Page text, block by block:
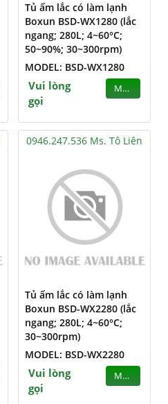
Tủ ấm lắc có làm lạnh
Boxun BSD-WX1280 (lắc
ngang; 280L; 4~60°C;
50~90%; 30~300rpm)
MODEL: BSD-WX1280
Vui lòng
gọi
MUA
0946.247.536 Ms. Tô Liên
Tủ ấm lắc có làm lạnh
Boxun BSD-WX2280 (lắc
ngang; 280L; 4~60°C;
30~300rpm)
MODEL: BSD-WX2280
Vui lòng
gọi
MUA